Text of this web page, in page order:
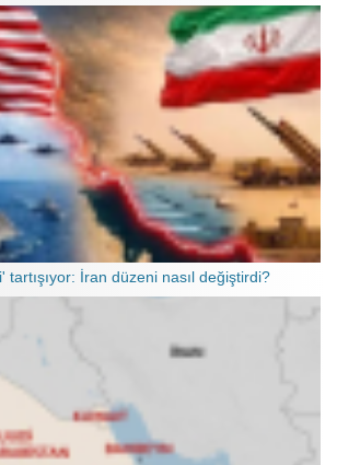
tartışıyor: İran düzeni nasıl değiştirdi?